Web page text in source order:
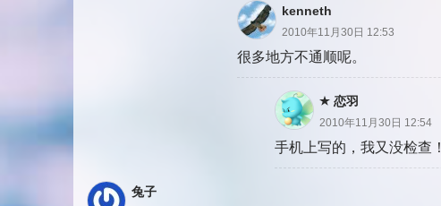
kenneth
2010年11月30日 12:53
很多地方不通顺呢。
恋羽
2010年11月30日 12:54
手机上写的，我又没检查！
兔子